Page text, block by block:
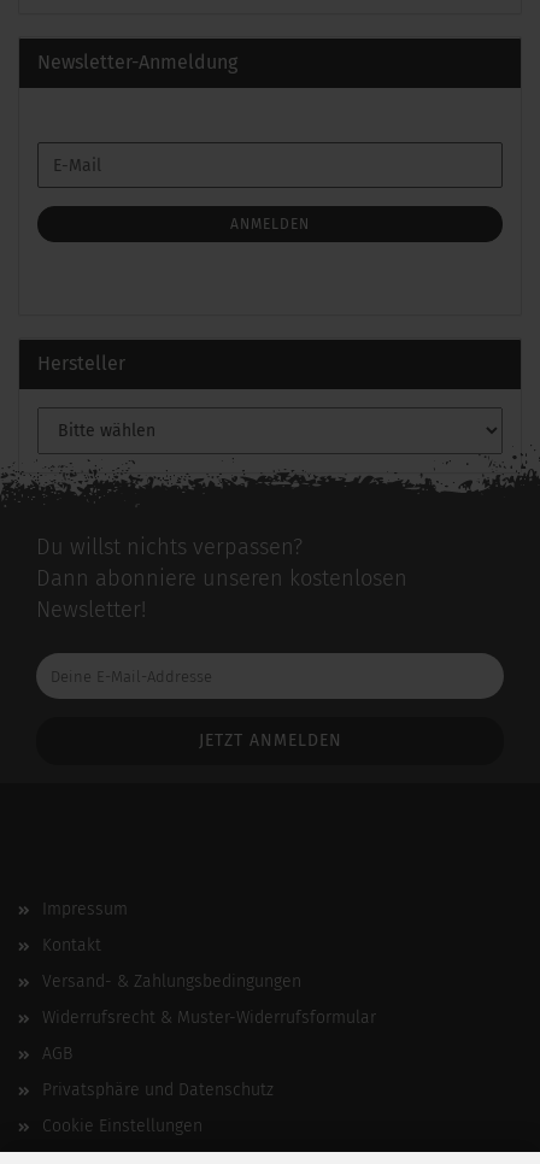
Newsletter-Anmeldung
ZUR
ANMELDUNG
E-
Mail
ANMELDEN
Hersteller
Du willst nichts verpassen?
Dann abonniere unseren kostenlosen
Newsletter!
Deine
E-
Impressum
Kontakt
Versand- & Zahlungsbedingungen
Widerrufsrecht & Muster-Widerrufsformular
AGB
Privatsphäre und Datenschutz
Cookie Einstellungen